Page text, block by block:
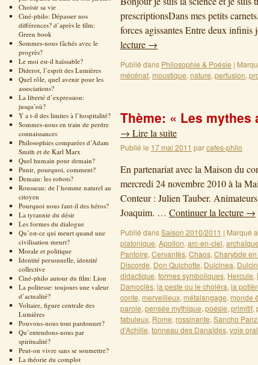
Choisir sa vie
Ciné-philo: Dépasser nos
différences? d’après le film:
Green book
Sommes-nous fâchés avec le
progrès?
Le moi est-il haïssable?
Diderot, l’esprit des Lumières
Quel rôle, quel avenir pour les
associations?
La liberté d’expression:
jusqu’où?
Y a t-il des limites à l’hospitalité?
Sommes-nous en train de perdre
connaissances
Philosophies comparées d’Adam
Smith et de Karl Marx
Quel humain pour demain?
Punir, pourquoi, comment?
Demain: les robots?
Rousseau: de l’homme naturel au
citoyen
Pourquoi nous faut-il des héros?
La tyrannie du désir
Les formes du dialogue
Qu’est-ce qui meurt quand une
civilisation meurt?
Morale et politique
Identité personnelle, identité
collective
Ciné-philo autour du film: Lion
La politesse: toujours une valeur
d’actualité?
Voltaire, figure centrale des
Lumières
Pouvons-nous tout pardonner?
Qu’entendons-nous par
spiritualité?
Peut-on vivre sans se soumettre?
La théorie du complot
prescriptionsDans mes petits
forces agissantes Entre deux
lecture →
Publié dans Philosophie & Poésie |
mécénat, moustique, nature, perfusion,
Thème: « Les mythes
→ Lire la suite
Publié le 17 mai 2011 parcafes-philo
En partenariat avec la Maison du
mercredi 24 novembre 2010 à la
Conteur : Julien Tauber.
Joaquim. … Continuer la lecture →
Publié dansSaison 2010/2011 | Marqué
platonique, Apollon, arc-en-ciel, archaïque
Pantoire, Cervantès, Chaos, Charybde
Discorde, Don Quichotte, Dulcinea,
didactique, formes symboliques, Hercule,
Damoclès, la peste ou le choléra, la
conte, merveilleux, métalangage, monde
parole, pensée mythique, poésie, primitif,
fabuleux, Rome, rossinante, Sancho
d'Achille, tonneau des Danaïdes, voie